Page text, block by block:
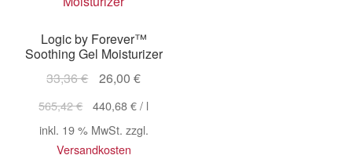
Logic by Forever™
Soothing Gel Moisturizer
33,36€ Ursprünglicher
war:
33,36 €
26,00€Aktueller
ist:
26,00 €.
565,42€ 440,68€/ l
inkl. 19 % MwSt. zzgl.
Versandkosten